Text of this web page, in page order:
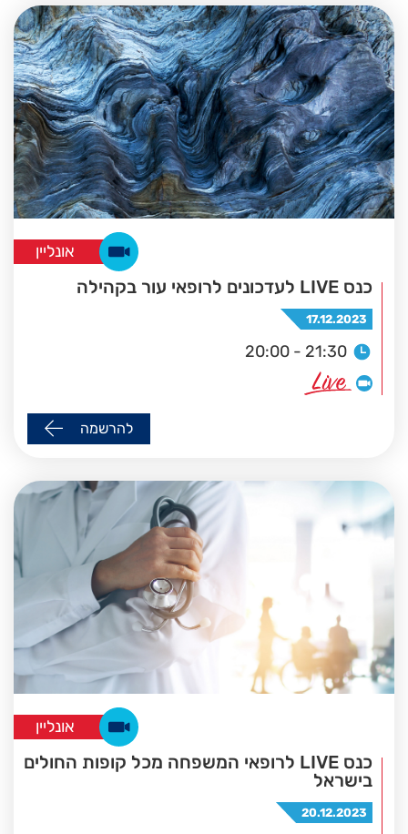
אונליין
כנס LIVE לעדכונים לרופאי עור בקהילה
17.12.2023
20:00 - 21:30
להרשמה
אונליין
כנס LIVE לרופאי המשפחה מכל קופות החולים
בישראל
20.12.2023